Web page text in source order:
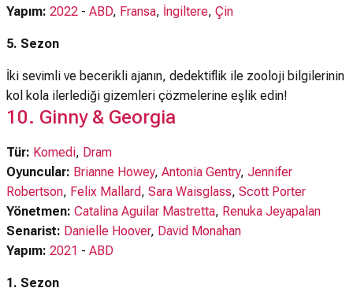
Yapım: 2022 - ABD, Fransa, İngiltere, Çin
5. Sezon
İki sevimli ve becerikli ajanın, dedektiflik ile zooloji bilgilerinin
kol kola ilerlediği gizemleri çözmelerine eşlik edin!
10. Ginny & Georgia
Tür: Komedi, Dram
Oyuncular: Brianne Howey, Antonia Gentry, Jennifer
Robertson, Felix Mallard, Sara Waisglass, Scott Porter
Yönetmen: Catalina Aguilar Mastretta, Renuka Jeyapalan
Senarist: Danielle Hoover, David Monahan
Yapım: 2021 - ABD
1. Sezon